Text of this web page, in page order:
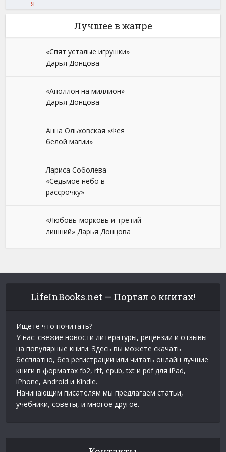
я
Лучшее в жанре
«Спят усталые игрушки»
Дарья Донцова
«Аполлон на миллион»
Дарья Донцова
Анна Ольховская «Фея
белой магии»
Лариса Соболева
«Седьмое небо в
рассрочку»
«Любовь-морковь и третий
лишний» Дарья Донцова
LifeInBooks.net — Портал о книгах!
Ищете что почитать?
У нас: свежие новости литературы, рецензии и отзывы
на популярные книги. Здесь вы можете скачать
бесплатно, без регистрации или читать онлайн лучшие
книги в форматах fb2, rtf, epub, txt и pdf для iPad,
iPhone, Android и Kindle.
Начинающим писателям мы предлагаем статьи,
учебники, советы, и многое другое.